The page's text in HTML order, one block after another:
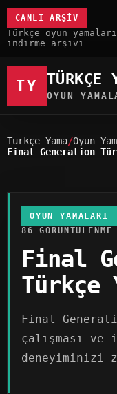
CANLI ARŞIV
Türkçe oyun
indirme arşivi
TY TÜRKÇE
OYUN
Türkçe Yama Oyun
Final Generation
OYUN YAMALARI
86 GÖRÜNTÜLENME
Final
Türkçe
Final
çalışması
deneyiminizi